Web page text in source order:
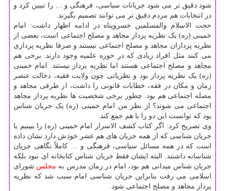
شود دقیق تر می شود جریانات سیاسی، فرهنگی و … را تبیین کرد و
در انتخابات هم مردم دقیق تر می توانند تصمیم بگیرند.
حجت الاسلام والمسلمین خسروپناه در ادامه اظهار داشت: امام
خمینی (ره) یک نظریه پرداز مجاهد و مصلح اجتماعی است، بعضی از
نظریه پردازان مجاهد و مصلح اجتماعی نیستند و صرفا نظریه پردازی
می کنند مثل افراد زیادی که در حوزه علمیه وجود دارند. برخی هم
مجاهد و مصلح اجتماعی هستند اما نظریه پرداز نیستند. امام خمینی
(ره) یک نظریه پرداز بود و نظریاتی چون ولایت فقیه، دخالت عنصر
زمان و مکان در فقه، خطابات قانونی را داشت، از طرفی مجاهد و
مصله اجتماعی هم بود. چطور برخی شخصیت ها نظریه پرداز مجاهد
اجتماعی می شوند؟ از نظر من امام خمینی (ره) یک جریان شناس
بود که توانست این دو را با هم جمع کند.
وی تصریح کرد: اگر کتاب کشف الاسرار امام خمینی (ره) را ببینیم یا
جریان شناسی که از همه جریان های هم عشر خودش دارد نشان داده
است که در همه مسائل سیاسی، فرهنگی و … کاملاً نگاهی جریان
شناسانه داشتند. البته ایشان فقط جریان شناس کتابخانه ای نبود بلکه
جریان شناس میدانی هم بود، امام در زمان مدرس به مجلس شورای
اسلامی می رفت بنابراین جریان شناسی امام سبب شد که نظریه
پرداز مجاهد و مصلح اجتماعی شود.